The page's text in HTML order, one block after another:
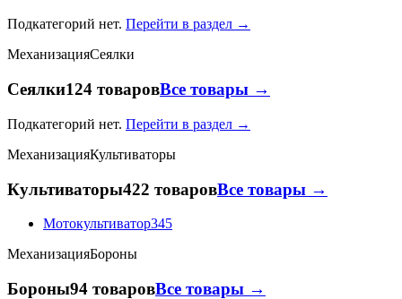
Подкатегорий нет. Перейти в раздел →
МеханизацияСеялки
Сеялки124 товаровВсе товары →
Подкатегорий нет. Перейти в раздел →
МеханизацияКультиваторы
Культиваторы422 товаровВсе товары →
Мотокультиватор345
МеханизацияБороны
Бороны94 товаровВсе товары →